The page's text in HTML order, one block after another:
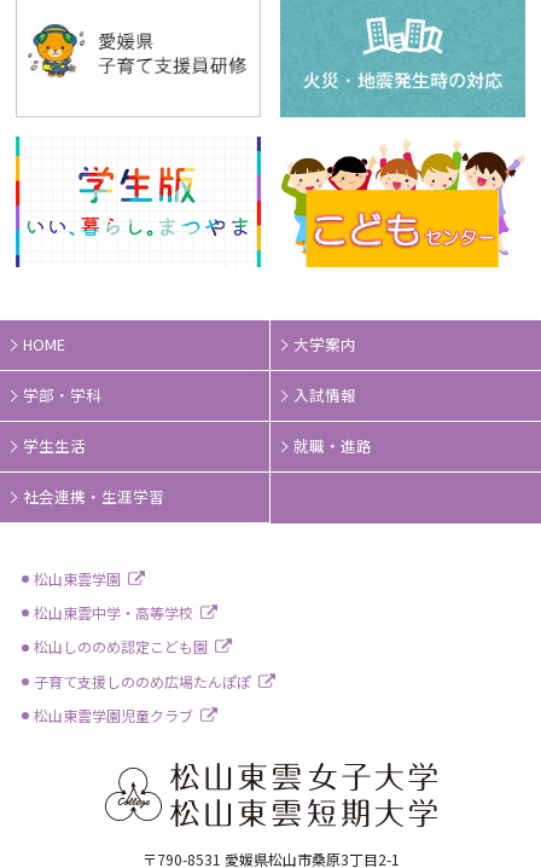
HOME 大学案内
学部・学科 入試情報
学生生活 就職・進路
社会連携・生涯学習
松山東雲学園
松山東雲中学・高等学校
松山しののめ認定こども園
子育て支援しののめ広場たんぽぽ
松山東雲学園児童クラブ
〒790-8531 愛媛県松山市桑原3丁目2-1